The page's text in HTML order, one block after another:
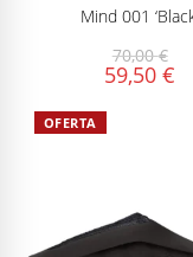
Mind 001
70,00€
59,50€
OFERTA